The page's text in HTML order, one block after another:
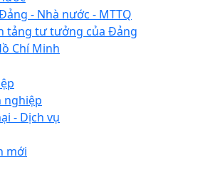
- Nhà nước - MTTQ
tảng tư tưởng của Đảng
Chí Minh
nghiệp
- Dịch vụ
mới